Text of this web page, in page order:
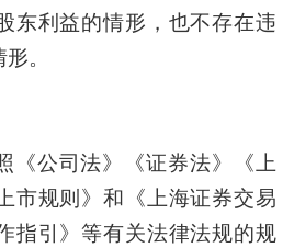
东利益的情形，也不存在违
。
《公司法》《证券法》《上
市规则》和《上海证券交易
指引》等有关法律法规的规